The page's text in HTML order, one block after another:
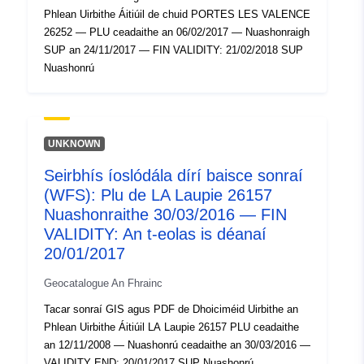
Phlean Uirbithe Áitiúil de chuid PORTES LES VALENCE
26252 — PLU ceadaithe an 06/02/2017 — Nuashonraigh
SUP an 24/11/2017 — FIN VALIDITY: 21/02/2018 SUP
Nuashonrú
UNKNOWN
Seirbhís íoslódála dírí baisce sonraí
(WFS): Plu de LA Laupie 26157
Nuashonraithe 30/03/2016 — FIN
VALIDITY: An t-eolas is déanaí
20/01/2017
Geocatalogue An Fhrainc
Tacar sonraí GIS agus PDF de Dhoiciméid Uirbithe an
Phlean Uirbithe Áitiúil LA Laupie 26157 PLU ceadaithe
an 12/11/2008 — Nuashonrú ceadaithe an 30/03/2016 —